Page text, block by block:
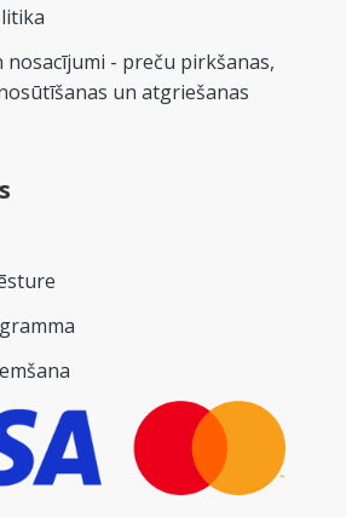
- preču pirkšanas,
un atgriešanas